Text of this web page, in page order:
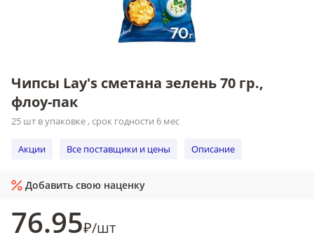
Чипсы Lay's сметана зелень 70 гр.,
флоу-пак
25 шт в упаковке , срок годности 6 мес
Акции Все поставщики и цены Описание
Добавить свою наценку
76.95₽/шт